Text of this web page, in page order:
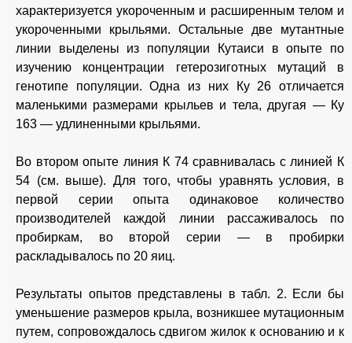
характеризуется укороченным и расширенным телом и
укороченными крыльями. Остальные две мутантные
линии выделены из популяции Кутаиси в опыте по
изучению концентрации гетерозиготных мутаций в
генотипе популяции. Одна из них Ку 26 отличается
маленькими размерами крыльев и тела, другая — Ку
163 — удлиненными крыльями.
Во втором опыте линия К 74 сравнивалась с линией К
54 (см. выше). Для того, чтобы уравнять условия, в
первой серии опыта одинаковое количество
производителей каждой линии рассаживалось по
пробиркам, во второй серии — в пробирки
раскладывалось по 20 яиц.
Результаты опытов представлены в табл. 2. Если бы
уменьшение размеров крыла, возникшее мутационным
путем, сопровождалось сдвигом жилок к основанию и к